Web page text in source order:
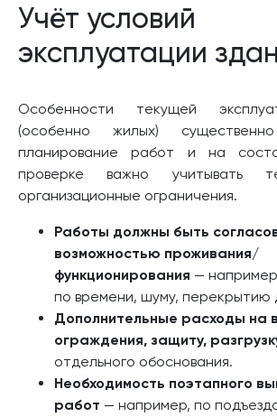
Учёт условий
эксплуатации
Особенности текущей
(особенно жилых)
планирование работ и на
проверке важно учитывать
организационные ограничения.
Работы должны быть
возможностью проживания/
функционирования —
по времени, шуму, перекрытию
Дополнительные расходы на
ограждения, защиту,
отдельного обоснования.
Необходимость поэтапного
работ — например, по